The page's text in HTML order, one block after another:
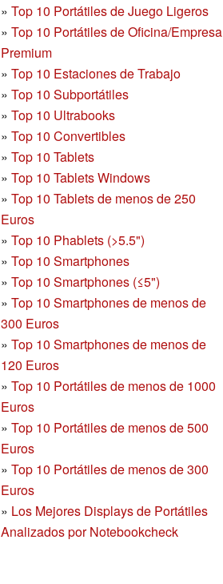
» Top 10 Portátiles de Juego Ligeros
» Top 10 Portátiles de Oficina/Empresa
Premium
» Top 10 Estaciones de Trabajo
» Top 10 Subportátiles
» Top 10 Ultrabooks
» Top 10 Convertibles
» Top 10 Tablets
» Top 10 Tablets Windows
» Top 10 Tablets de menos de 250
Euros
» Top 10 Phablets (>5.5")
» Top 10 Smartphones
» Top 10 Smartphones (≤5")
» Top 10 Smartphones de menos de
300 Euros
» Top 10 Smartphonesde menos de
120 Euros
» Top 10 Portátiles de menos de 1000
Euros
» Top 10 Portátiles de menos de 500
Euros
» Top 10 Portátiles de menos de 300
Euros
» Los Mejores Displays de Portátiles
Analizados por Notebookcheck